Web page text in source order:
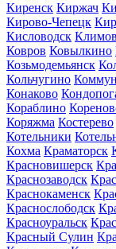
Киренск Киржач
Кирово-Чепецк
Кисловодск
Ковров Ковылкино
Козьмодемьянск
Кольчугино
Конаково
Кораблино
Коряжма Костерево
Котельники
Кохма Краматорск
Красновишерск
Краснозаводск
Краснокаменск
Краснослободск
Красноуральск
Красный Сулин